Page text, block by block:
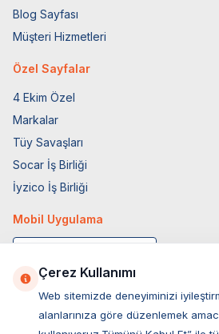
Blog Sayfası
Müşteri Hizmetleri
Özel Sayfalar
4 Ekim Özel
Markalar
Tüy Savaşları
Socar İş Birliği
İyzico İş Birliği
Mobil Uygulama
Çerez Kullanımı
Web sitemizde deneyiminizi
alanlarınıza göre düzenlemek